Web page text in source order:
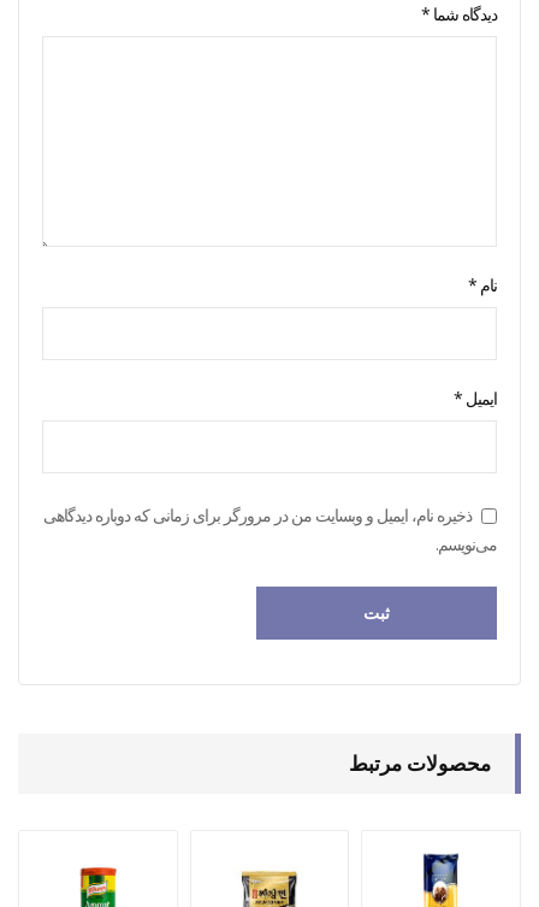
دیدگاه شما *
نام *
ایمیل *
ذخیره نام، ایمیل و وبسایت من در مرورگر برای زمانی که دوباره دیدگاهی
می‌نویسم.
محصولات مرتبط